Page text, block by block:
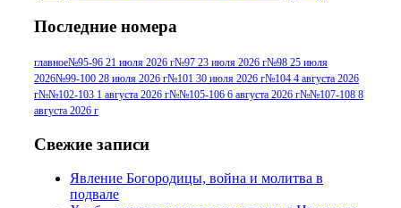
июля 2017 г(11)№96 9 августа 2012
г(13) №96 28 июля 2015 г(9) №96+97 3
июля 2014 г(10)№96+97 30 июля
2016 г(13)
июля 2017 г
2012 г(15)№97 30 июля 2015 г
(15)№98 1 августа 2015 г
Последние номера
главное№95-96 21 июля 2026 г№97 23 июля 2026 г№98 25 июля
2026№99-100 28 июля 2026 г№101 30 июля 2026 г№104 4 августа 2026
г№№102-103 1 августа 2026 г№№105-106 6 августа 2026 г№№107-108 8
августа 2026 г
Свежие записи
Явление Богородицы, война и молитва в
подвале